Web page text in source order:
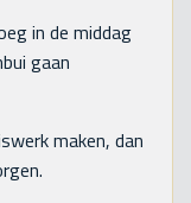
in de middag
gaan
maken, dan